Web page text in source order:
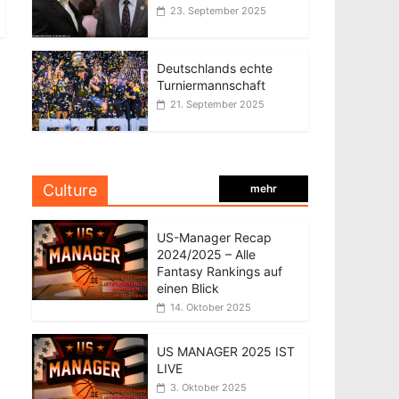
23. September 2025
Deutschlands echte
Turniermannschaft
21. September 2025
Culture mehr
US-Manager Recap
2024/2025 – Alle
Fantasy Rankings auf
einen Blick
14. Oktober 2025
US MANAGER 2025 IST
LIVE
3. Oktober 2025